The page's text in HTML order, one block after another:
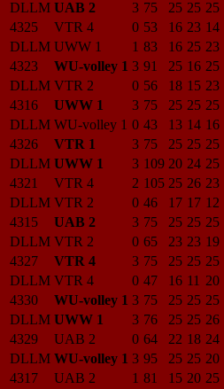
DLLM UAB 2 3 75 25 25 25
4325
VTR 4 0 53 16 23 14
DLLM UWW 1 1 83 16 25 23
4323
WU-volley 1 3 91 25 16 25
DLLM VTR 2 0 56 18 15 23
4316
UWW 1 3 75 25 25 25
DLLM WU-volley 1 0 43 13 14 16
4326
VTR 1 3 75 25 25 25
DLLM UWW 1 3 109 20 24 25
4321
VTR 4 2 105 25 26 23
DLLM VTR 2 0 46 17 17 12
4315
UAB 2 3 75 25 25 25
DLLM VTR 2 0 65 23 23 19
4327
VTR 4 3 75 25 25 25
DLLM VTR 4 0 47 16 11 20
4330
WU-volley 1 3 75 25 25 25
DLLM UWW 1 3 76 25 25 26
4329
UAB 2 0 64 22 18 24
DLLM WU-volley 1 3 95 25 25 20
4317
UAB 2 1 81 15 20 25